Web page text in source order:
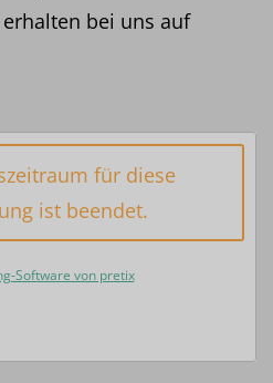
bei uns auf
für diese
ist beendet.
Software von pretix